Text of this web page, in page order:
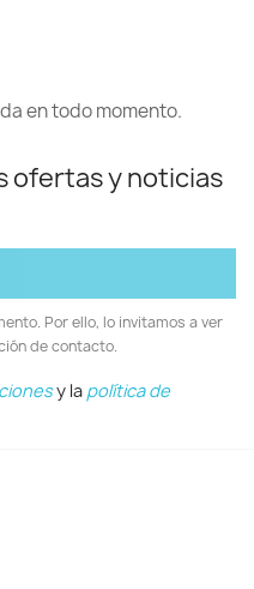
en todo momento.
ofertas y noticias
Por ello, lo invitamos a ver
de contacto.
y la política de